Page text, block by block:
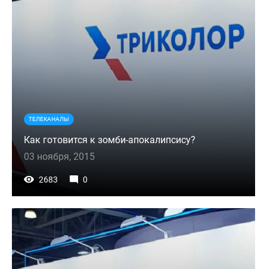
ТЕЛЕКАНАЛЫ
Как готовится к зомби-апокалипсису?
03 ноября, 2015
2683 0